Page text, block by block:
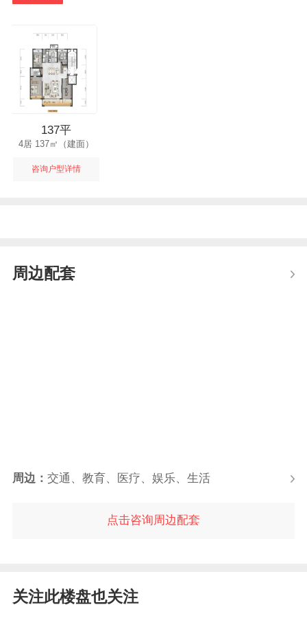
137平
4居 137㎡（建面）
咨询户型详情
周边配套
周边： 交通、教育、医疗、娱乐、生活
点击咨询周边配套
关注此楼盘也关注